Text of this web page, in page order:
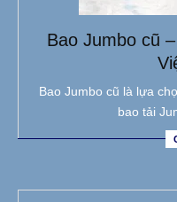
Bao Jumbo cũ
Bao Jumbo cũ là lựa
bao tải